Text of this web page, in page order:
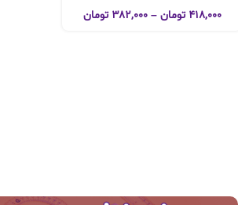
۴۱۸,۰۰۰ تومان – ۳۸۲,۰۰۰ تومان